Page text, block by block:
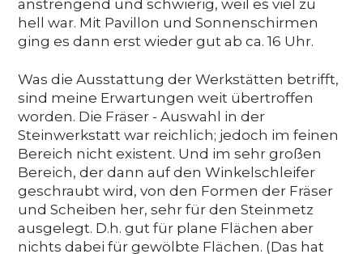
anstrengend und schwierig, weil es viel zu
hell war. Mit Pavillon und Sonnenschirmen
ging es dann erst wieder gut ab ca. 16 Uhr.
Was die Ausstattung der Werkstätten betrifft,
sind meine Erwartungen weit übertroffen
worden. Die Fräser - Auswahl in der
Steinwerkstatt war reichlich; jedoch im feinen
Bereich nicht existent. Und im sehr großen
Bereich, der dann auf den Winkelschleifer
geschraubt wird, von den Formen der Fräser
und Scheiben her, sehr für den Steinmetz
ausgelegt. D.h. gut für plane Flächen aber
nichts dabei für gewölbte Flächen. (Das hat